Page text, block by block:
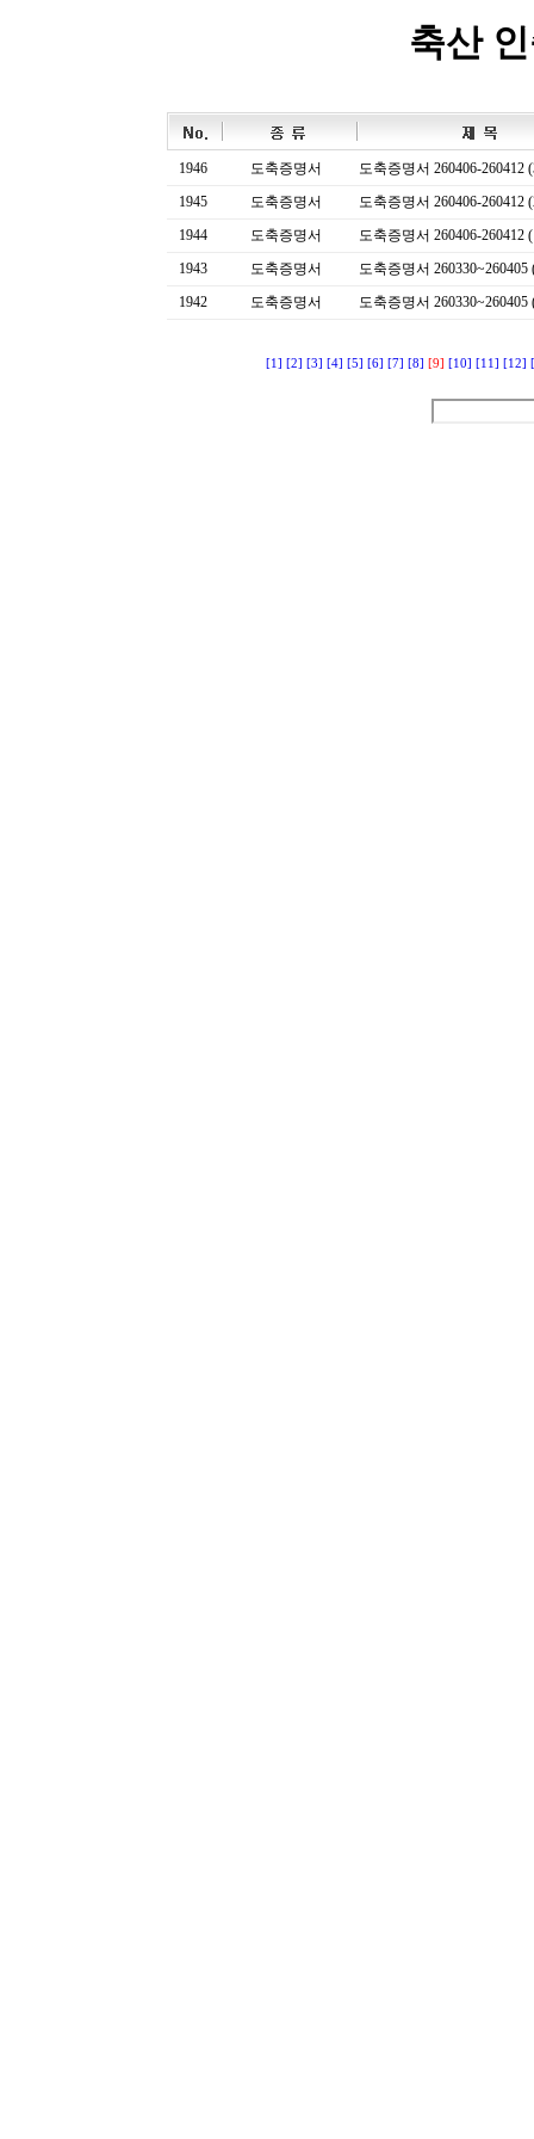
축산
1946 도축증명서
도축증명서 260406-260412
1945
도축증명서
도축증명서 260406-260412
1944
도축증명서
도축증명서 260406-260412
1943
도축증명서
도축증명서 260330~260405
1942
도축증명서 도축증명서 260330~260405
[1] [2] [3] [4] [5] [6] [7] [8] [9] [10] [11] [12]